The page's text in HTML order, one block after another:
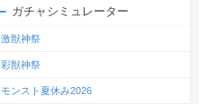
ガチャシミュレーター
激獣神祭
彩獣神祭
モンスト夏休み2026